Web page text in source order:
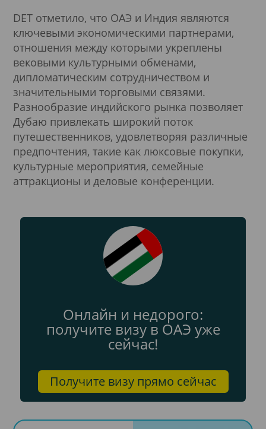
DET отметило, что ОАЭ и Индия являются
ключевыми экономическими партнерами,
отношения между которыми укреплены
вековыми культурными обменами,
дипломатическим сотрудничеством и
значительными торговыми связями.
Разнообразие индийского рынка позволяет
Дубаю привлекать широкий поток
путешественников, удовлетворяя различные
предпочтения, такие как люксовые покупки,
культурные мероприятия, семейные
аттракционы и деловые конференции.
Онлайн и недорого:
получите визу в ОАЭ уже
сейчас!
Получите визу прямо сейчас